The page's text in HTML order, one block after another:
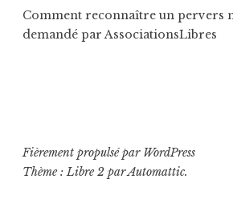
Comment reconnaître un pervers
demandé parAssociationsLibres
Fièrement propulsé par WordPress
Thème : Libre 2 parAutomattic.